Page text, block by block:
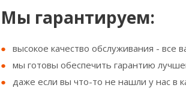
Мы гарантируем:
высокое качество обслуживания - все
мы готовы обеспечить гарантию
даже если вы что-то не нашли у нас в